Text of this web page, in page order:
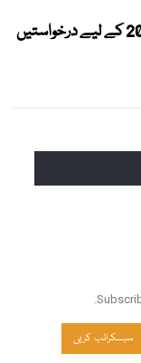
یونیورسٹی آف فریبرگ نے 2027 کے لیے درخواستیں
سبسکرائب کریں